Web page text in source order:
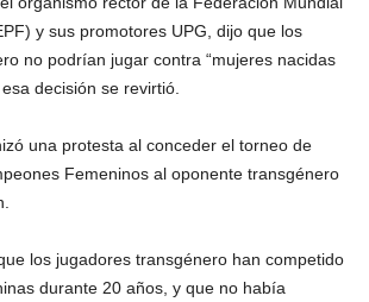
y sus promotores UPG, dijo que los
no podrían jugar contra “mujeres nacidas
decisión se revirtió.
una protesta al conceder el torneo de
Femeninos al oponente transgénero
los jugadores transgénero han competido
durante 20 años, y que no había